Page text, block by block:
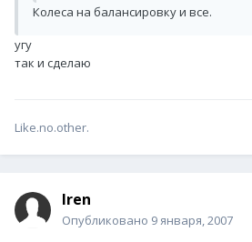
Колеса на балансировку и все.
угу
так и сделаю
Like.no.other.
Iren
Опубликовано 9 января, 2007